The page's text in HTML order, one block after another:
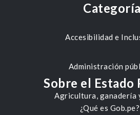
Accesibilidad e
Administración
Agricultura, ganadería
Sobre el Estado
¿Qué es Gob.pe?